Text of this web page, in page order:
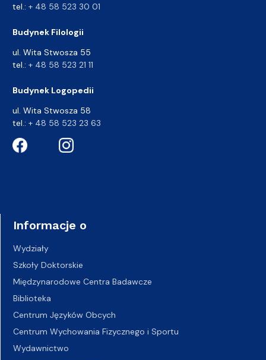
tel.: + 48 58 523 30 01
Budynek Filologii
ul. Wita Stwosza 55
tel.: + 48 58 523 21 11
Budynek Logopedii
ul. Wita Stwosza 58
tel.: + 48 58 523 23 63
Informacje o
Wydziały
Szkoły Doktorskie
Międzynarodowe Centra Badawcze
Biblioteka
Centrum Języków Obcych
Centrum Wychowania Fizycznego i Sportu
Wydawnictwo